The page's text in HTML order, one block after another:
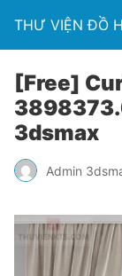
THƯ VIỆN ĐỒ
[Free]
3dsmax
Admin